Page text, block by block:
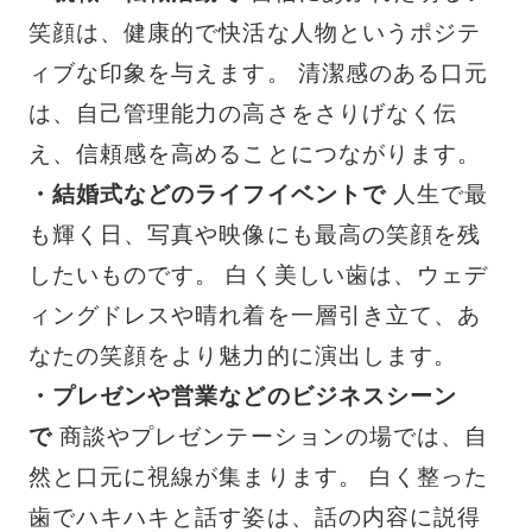
笑顔は、健康的で快活な人物というポジテ
ィブな印象を与えます。 清潔感のある口元
は、自己管理能力の高さをさりげなく伝
え、信頼感を高めることにつながります。
・結婚式などのライフイベントで人生で最
も輝く日、写真や映像にも最高の笑顔を残
したいものです。 白く美しい歯は、ウェデ
ィングドレスや晴れ着を一層引き立て、あ
なたの笑顔をより魅力的に演出します。
・プレゼンや営業などのビジネスシーン
で商談やプレゼンテーションの場では、自
然と口元に視線が集まります。 白く整った
歯でハキハキと話す姿は、話の内容に説得